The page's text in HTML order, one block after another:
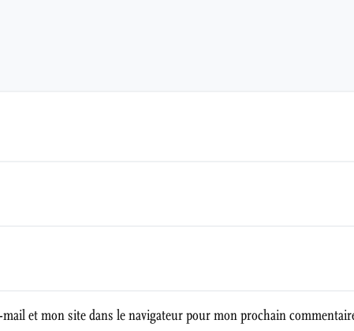
et mon site dans le navigateur pour mon prochain